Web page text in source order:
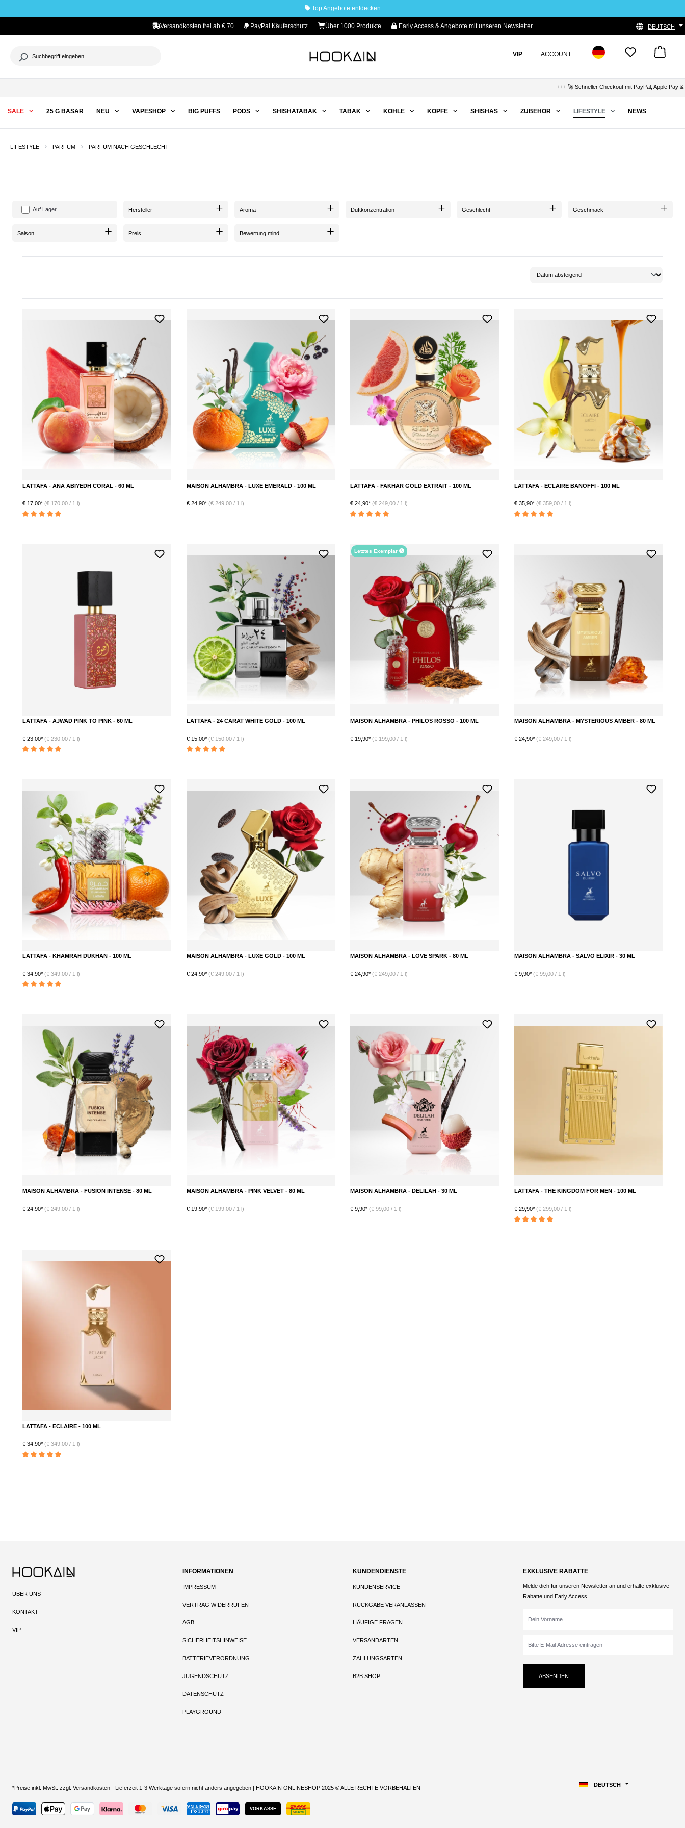
Top Angebote entdecken
Versandkosten frei ab € 70 PayPal Käuferschutz Über 1000 Produkte Early Access & Angebote mit unseren Newsletter DEUTSCH
VIP ACCOUNT
+++ 🚀 Schneller Checkout mit PayPal, Apple Pay &
SALE 25 G BASAR NEU VAPESHOP BIG PUFFS PODS SHISHATABAK TABAK KOHLE KÖPFE SHISHAS ZUBEHÖR LIFESTYLE NEWS
LIFESTYLE PARFUM PARFUM NACH GESCHLECHT
Auf Lager Hersteller Aroma Duftkonzentration Geschlecht Geschmack
Saison Preis Bewertung mind.
LATTAFA - ANA ABIYEDH CORAL - 60 ML
€ 17,00* (€ 170,00 / 1 l)
MAISON ALHAMBRA - LUXE EMERALD - 100 ML
€ 24,90*(€ 249,00 / 1 l)
LATTAFA - FAKHAR GOLD EXTRAIT - 100 ML
€ 24,90* (€ 249,00 / 1 l)
LATTAFA - ECLAIRE BANOFFI - 100 ML
€ 35,90*(€ 359,00 / 1 l)
LATTAFA - AJWAD PINK TO PINK - 60 ML
€ 23,00* (€ 230,00 / 1 l)
LATTAFA - 24 CARAT WHITE GOLD - 100 ML
€ 15,00*(€ 150,00 / 1 l)
Letztes Exemplar
MAISON ALHAMBRA - PHILOS ROSSO - 100 ML
€ 19,90* (€ 199,00 / 1 l)
MAISON ALHAMBRA - MYSTERIOUS AMBER - 80 ML
€ 24,90*(€ 249,00 / 1 l)
LATTAFA - KHAMRAH DUKHAN - 100 ML
€ 34,90* (€ 349,00 / 1 l)
MAISON ALHAMBRA - LUXE GOLD - 100 ML
€ 24,90*(€ 249,00 / 1 l)
MAISON ALHAMBRA - LOVE SPARK - 80 ML
€ 24,90* (€ 249,00 / 1 l)
MAISON ALHAMBRA - SALVO ELIXIR - 30 ML
€ 9,90*(€ 99,00 / 1 l)
MAISON ALHAMBRA - FUSION INTENSE - 80 ML
€ 24,90* (€ 249,00 / 1 l)
MAISON ALHAMBRA - PINK VELVET - 80 ML
€ 19,90*(€ 199,00 / 1 l)
MAISON ALHAMBRA - DELILAH - 30 ML
€ 9,90* (€ 99,00 / 1 l)
LATTAFA - THE KINGDOM FOR MEN - 100 ML
€ 29,90*(€ 299,00 / 1 l)
LATTAFA - ECLAIRE - 100 ML
€ 34,90* (€ 349,00 / 1 l)
ÜBER UNS
KONTAKT
VIP
INFORMATIONEN
IMPRESSUM
VERTRAG WIDERRUFEN
AGB
SICHERHEITSHINWEISE
BATTERIEVERORDNUNG
JUGENDSCHUTZ
DATENSCHUTZ
PLAYGROUND
KUNDENDIENSTE
KUNDENSERVICE
RÜCKGABE VERANLASSEN
HÄUFIGE FRAGEN
VERSANDARTEN
ZAHLUNGSARTEN
B2B SHOP
EXKLUSIVE RABATTE
Melde dich für unseren Newsletter an und erhalte exklusive
Rabatte und Early Access.
ABSENDEN
*Preise inkl. MwSt. zzgl. Versandkosten - Lieferzeit 1-3 Werktage sofern nicht anders angegeben | HOOKAIN ONLINESHOP 2025 © ALLE RECHTE VORBEHALTEN
VORKASSE
DEUTSCH